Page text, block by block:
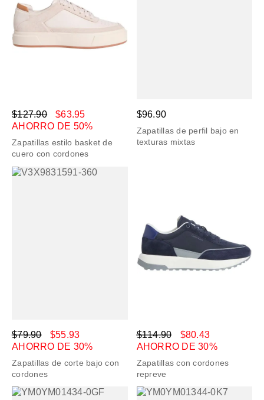
$127.90
$63.95
AHORRO DE 50%
Zapatillas estilo basket de
cuero con cordones
$96.90
Zapatillas de perfil bajo en
texturas mixtas
$79.90
$55.93
AHORRO DE 30%
Zapatillas de corte bajo con
cordones
$114.90
$80.43
AHORRO DE 30%
Zapatillas con cordones
repreve